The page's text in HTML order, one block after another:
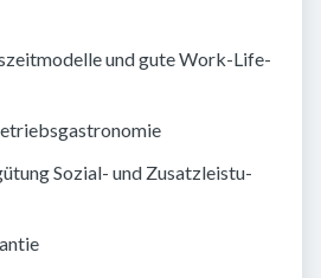
und gute Work-Life-
Sozial- und Zu­satz­lei­stu­